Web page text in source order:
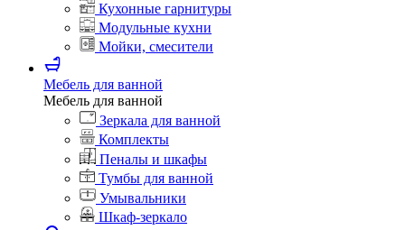
Кухонные гарнитуры
Модульные кухни
Мойки, смесители
Мебель для ванной
Мебель для ванной
Зеркала для ванной
Комплекты
Пеналы и шкафы
Тумбы для ванной
Умывальники
Шкаф-зеркало